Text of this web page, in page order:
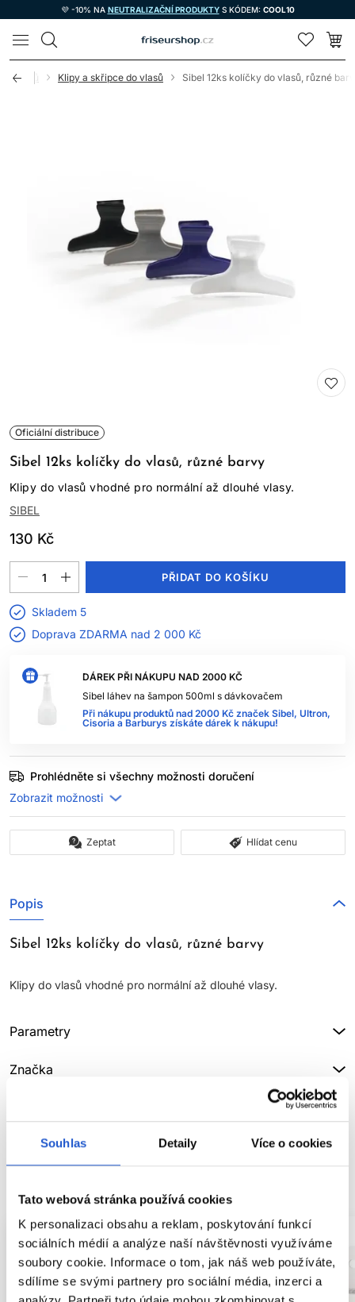
Souhlas Detaily Více o cookies
Tato webová stránka používá cookies
K personalizaci obsahu a reklam, poskytování funkcí
sociálních médií a analýze naší návštěvnosti využíváme
soubory cookie. Informace o tom, jak náš web používáte,
sdílíme se svými partnery pro sociální média, inzerci a
💜 -10% NA NEUTRALIZAČNÍ PRODUKTYS KÓDEM: COOL10
LOMAX
vlasů Klipy a skřipce do vlasů Sibel 12ks kolíčky do vlasů, různé
Oficiální distribuce
Sibel 12ks kolíčky do vlasů, různé barvy
Klipy do vlasů vhodné pro normální až dlouhé vlasy.
SIBEL
130 Kč
DÁREK PŘI NÁKUPU NAD 2000 KČ
Sibel láhev na šampon 500ml s dávkovačem
Při nákupu produktů nad 2000 Kč značek Sibel, Ultron,
Cisoria a Barburys získáte dárek k nákupu!
PŘIDAT DO KOŠÍKU
Skladem 5
Doprava ZDARMA nad 2 000 Kč
Prohlédněte si všechny možnosti doručení
Zeptat Hlídat cenu
Popis
Sibel 12ks kolíčky do vlasů, různé barvy
Klipy do vlasů vhodné pro normální až dlouhé vlasy.
Parametry
Značka